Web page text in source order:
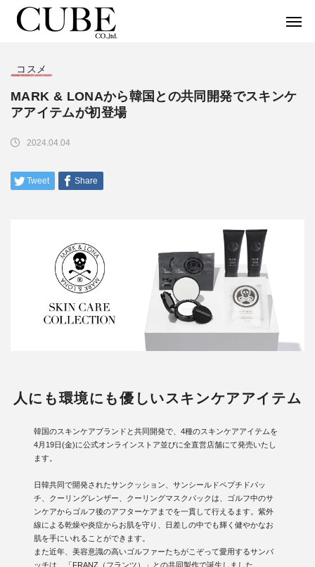
コスメ
MARK & LONAから韓国との共同開発でスキンケ
アアイテムが初登場
2024.04.04
人にも環境にも優しいスキンケアアイテム
韓国のスキンケアブランドと共同開発で、4種のスキンケアアイテムを
4月19日(金)に公式オンラインストア並びに全直営店舗にて発売いたし
ます。
日韓共同で開発されたサンクッション、サンシールドペプチドパッ
チ、クーリングレンザー、クーリングマスクパックは、ゴルフ中のサ
ンケアからゴルフ後のアフターケアまでを一貫して行えるます。紫外
線による乾燥や炎症からお肌を守り、日差しの中でも輝く健やかなお
肌を手にいれることができます。
また近年、美容意識の高いゴルファーたちがこぞって愛用するサンパ
ッチは、「FRANZ（フランツ）」との共同製作で誕生しました。